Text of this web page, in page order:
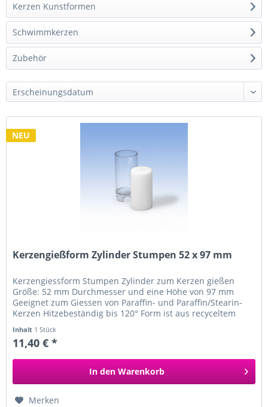
Kerzen Kunstformen
Schwimmkerzen
Zubehör
NEU
Kerzengießform Zylinder Stumpen 52 x 97 mm
Kerzengiessform Stumpen Zylinder zum Kerzen gießen
Größe: 52 mm Durchmesser und eine Höhe von 97 mm
Geeignet zum Giessen von Paraffin- und Paraffin/Stearin-
Kerzen Hitzebeständig bis 120° Form ist aus recyceltem
Inhalt 1 Stück
11,40 € *
In den Warenkorb
Merken